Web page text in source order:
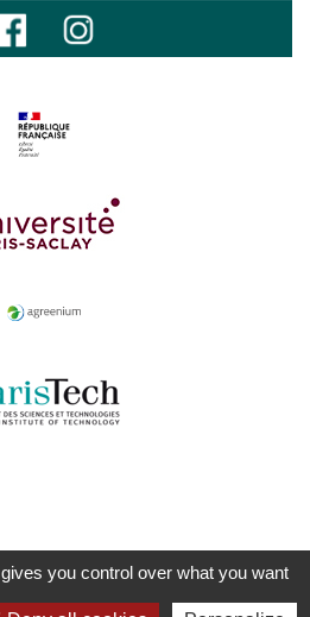
you control over what you want